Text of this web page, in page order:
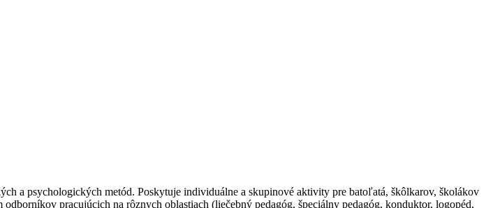
a psychologických metód. Poskytuje individuálne a skupinové aktivity pre batoľatá, škôlkarov, školákov
pracujúcich na rôznych oblastiach (liečebný pedagóg, špeciálny pedagóg, konduktor, logopéd,